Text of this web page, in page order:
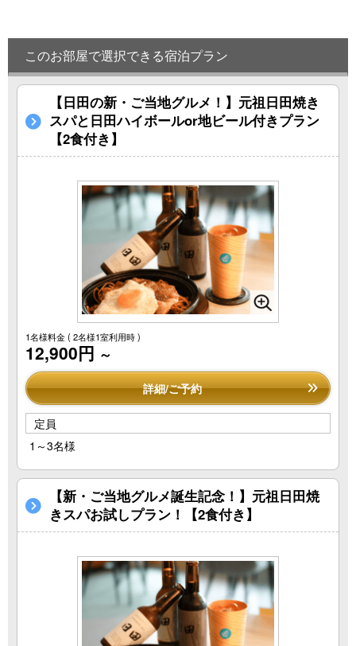
このお部屋で選択できる宿泊プラン
【日田の新・ご当地グルメ！】元祖日田焼き
スパと日田ハイボールor地ビール付きプラン
【2食付き】
1名様料金( 2名様1室利用時 )
12,900円 ～
詳細/ご予約
定員
1～3名様
【新・ご当地グルメ誕生記念！】元祖日田焼
きスパお試しプラン！【2食付き】